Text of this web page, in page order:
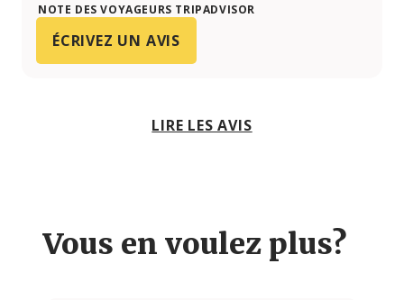
NOTE DES VOYAGEURS TRIPADVISOR
ÉCRIVEZ UN AVIS
LIRE LES AVIS
Vous en voulez plus?